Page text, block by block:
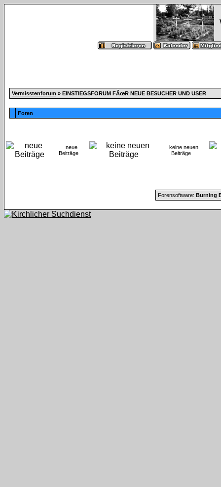
Vermisstenforum » EINSTIEGSFORUM FÃœR NEUE BESUCHER UND USER
Foren
neue
Beiträge
keine neuen
Beiträge
Forensoftware: Burning